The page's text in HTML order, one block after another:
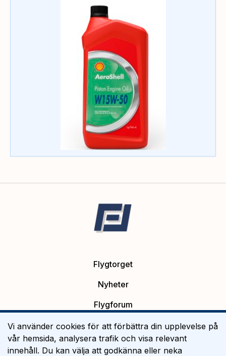
Flygtorget
Nyheter
Flygforum
Platsannonser
Flygutbildning
Vi använder cookies för att förbättra din upplevelse på
vår hemsida, analysera trafik och visa relevant
innehåll. Du kan välja att godkänna eller neka